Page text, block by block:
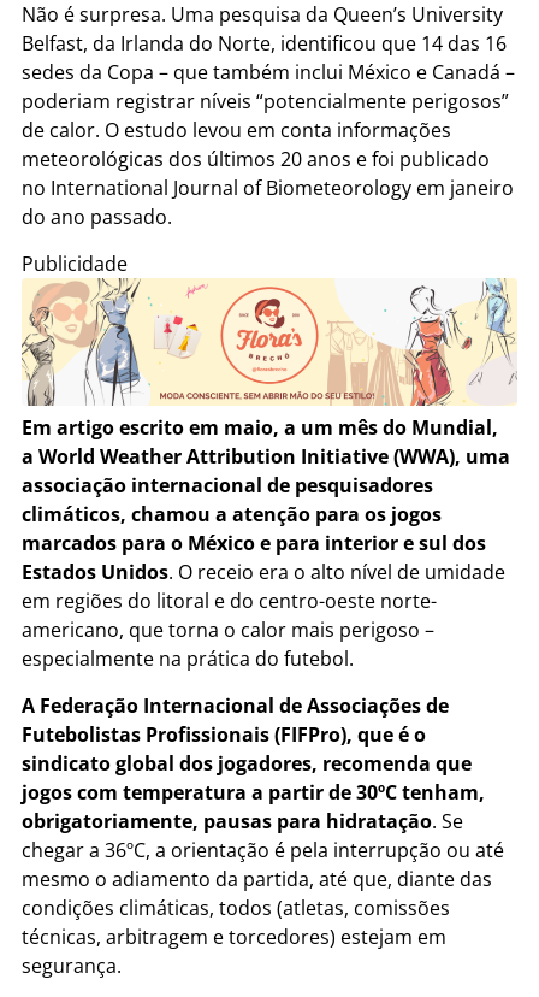
Não é surpresa. Uma pesquisa da Queen’s University
Belfast, da Irlanda do Norte, identificou que 14 das 16
sedes da Copa – que também inclui México e Canadá –
poderiam registrar níveis “potencialmente perigosos”
de calor. O estudo levou em conta informações
meteorológicas dos últimos 20 anos e foi publicado
no International Journal of Biometeorology em janeiro
do ano passado.
Publicidade
Em artigo escrito em maio, a um mês do Mundial,
a World Weather Attribution Initiative (WWA), uma
associação internacional de pesquisadores
climáticos, chamou a atenção para os jogos
marcados para o México e para interior e sul dos
Estados Unidos. O receio era o alto nível de umidade
em regiões do litoral e do centro-oeste norte-
americano, que torna o calor mais perigoso –
especialmente na prática do futebol.
A Federação Internacional de Associações de
Futebolistas Profissionais (FIFPro), que é o
sindicato global dos jogadores, recomenda que
jogos com temperatura a partir de 30ºC tenham,
obrigatoriamente, pausas para hidratação. Se
chegar a 36ºC, a orientação é pela interrupção ou até
mesmo o adiamento da partida, até que, diante das
condições climáticas, todos (atletas, comissões
técnicas, arbitragem e torcedores) estejam em
segurança.